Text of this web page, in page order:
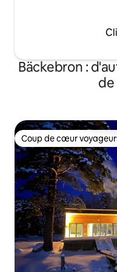
Bäckebron :
de
Coup de cœur
Coup de cœur